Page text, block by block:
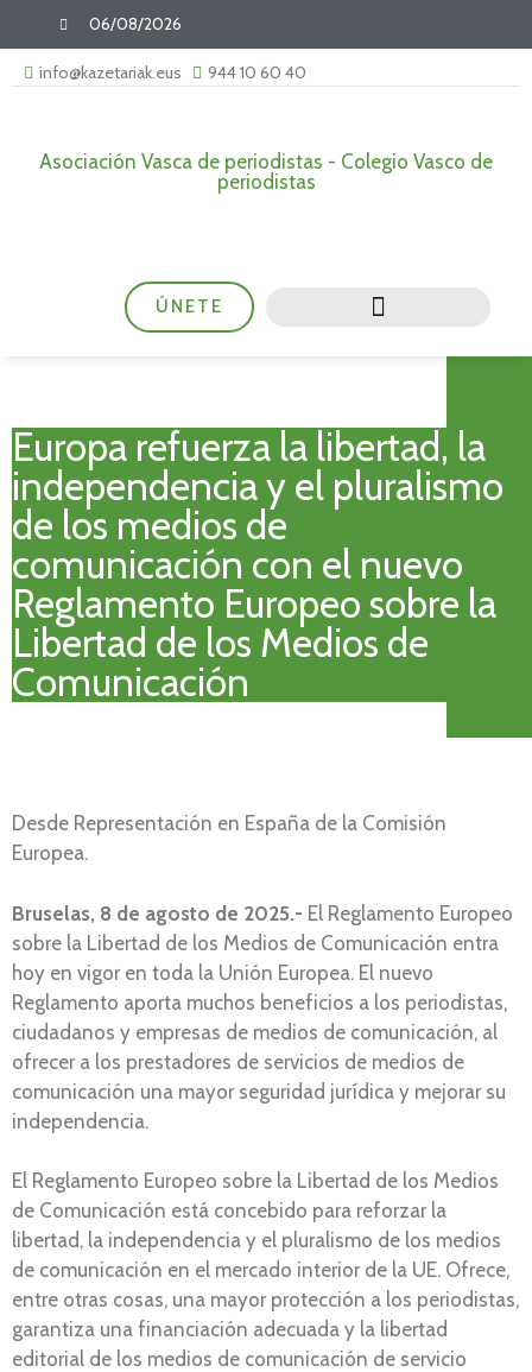
06/08/2026
info@kazetariak.eus 944 10 60 40
Asociación Vasca de periodistas - Colegio Vasco de
periodistas
ÚNETE
Europa refuerza la libertad, la
independencia y el pluralismo
de los medios de
comunicación con el nuevo
Reglamento Europeo sobre la
Libertad de los Medios de
Comunicación
Desde Representación en España de la Comisión
Europea.
Bruselas, 8 de agosto de 2025.- El Reglamento Europeo
sobre la Libertad de los Medios de Comunicación entra
hoy en vigor en toda la Unión Europea. El nuevo
Reglamento aporta muchos beneficios a los periodistas,
ciudadanos y empresas de medios de comunicación, al
ofrecer a los prestadores de servicios de medios de
comunicación una mayor seguridad jurídica y mejorar su
independencia.
El Reglamento Europeo sobre la Libertad de los Medios
de Comunicación está concebido para reforzar la
libertad, la independencia y el pluralismo de los medios
de comunicación en el mercado interior de la UE. Ofrece,
entre otras cosas, una mayor protección a los periodistas,
garantiza una financiación adecuada y la libertad
editorial de los medios de comunicación de servicio